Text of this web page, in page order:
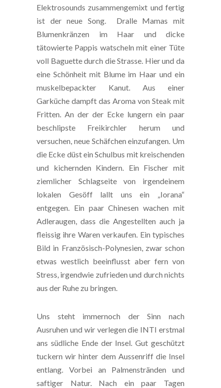
Elektrosounds zusammengemixt und fertig
ist der neue Song. Dralle Mamas mit
Blumenkränzen im Haar und dicke
tätowierte Pappis watscheln mit einer Tüte
voll Baguette durch die Strasse. Hier und da
eine Schönheit mit Blume im Haar und ein
muskelbepackter Kanut. Aus einer
Garküche dampft das Aroma von Steak mit
Fritten. An der der Ecke lungern ein paar
beschlipste Freikirchler herum und
versuchen, neue Schäfchen einzufangen. Um
die Ecke düst ein Schulbus mit kreischenden
und kichernden Kindern. Ein Fischer mit
ziemlicher Schlagseite von irgendeinem
lokalen Gesöff lallt uns ein „Iorana“
entgegen. Ein paar Chinesen wachen mit
Adleraugen, dass die Angestellten auch ja
fleissig ihre Waren verkaufen. Ein typisches
Bild in Französisch-Polynesien, zwar schon
etwas westlich beeinflusst aber fern von
Stress, irgendwie zufrieden und durch nichts
aus der Ruhe zu bringen.
Uns steht immernoch der Sinn nach
Ausruhen und wir verlegen die INTI erstmal
ans südliche Ende der Insel. Gut geschützt
tuckern wir hinter dem Aussenriff die Insel
entlang. Vorbei an Palmenstränden und
saftiger Natur. Nach ein paar Tagen